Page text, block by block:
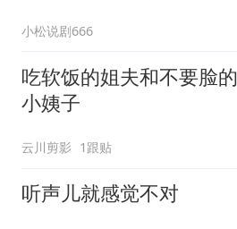
小松说剧666
吃软饭的姐夫和不要脸的
小姨子
云川剪影 1跟贴
听声儿就感觉不对